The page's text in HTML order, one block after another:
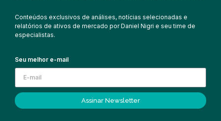
Conteúdos exclusivos de análises, notícias selecionadas e
relatórios de ativos de mercado por Daniel Nigri e seu time de
especialistas.
Seu melhor e-mail
Assinar Newsletter